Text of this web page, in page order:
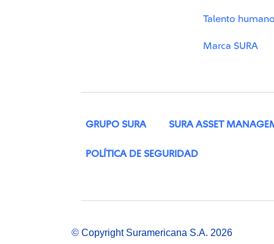
Talento
Marca SURA
GRUPO SURA SURA ASSET
POLÍTICA DE SEGURIDAD
© Copyright Suramericana S.A. 2026